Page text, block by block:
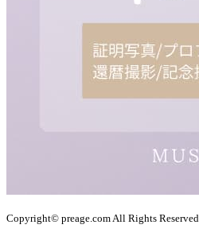
Copyright© preage.com All Rights Reserved.